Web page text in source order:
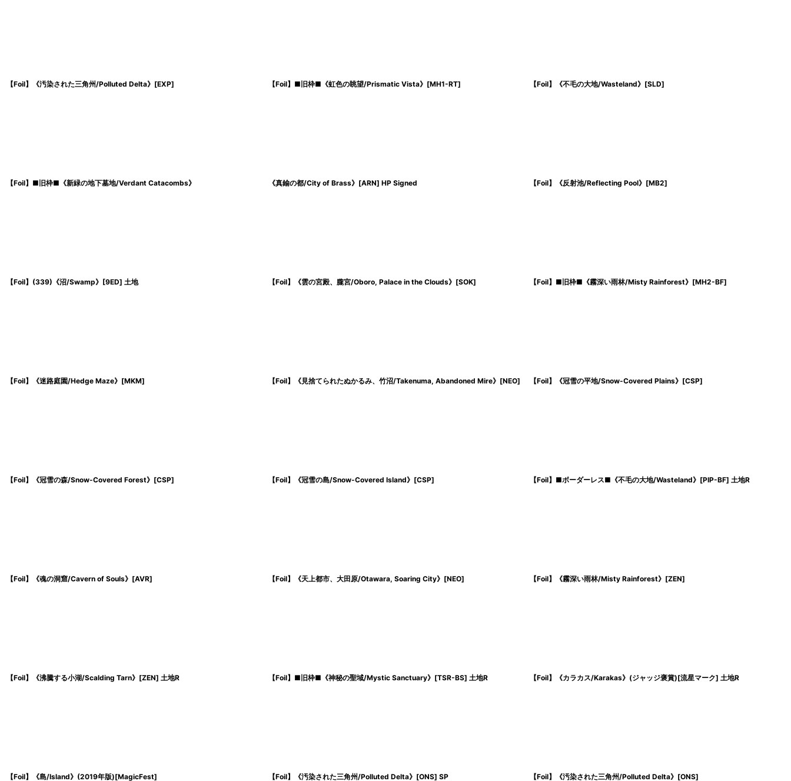
【Foil】《汚染された三角州/Polluted Delta》[EXP] 【Foil】■旧枠■《虹色の眺望/Prismatic Vista》[MH1-RT] 【Foil】《不毛の大地/Wasteland》[SLD]
【Foil】■旧枠■《新緑の地下墓地/Verdant Catacombs》 《真鍮の都/City of Brass》[ARN] HP Signed 【Foil】《反射池/Reflecting Pool》[MB2]
【Foil】(339)《沼/Swamp》[9ED] 土地 【Foil】《雲の宮殿、朧宮/Oboro, Palace in the Clouds》[SOK] 【Foil】■旧枠■《霧深い雨林/Misty Rainforest》[MH2-BF]
【Foil】《迷路庭園/Hedge Maze》[MKM] 【Foil】《見捨てられたぬかるみ、竹沼/Takenuma, Abandoned Mire》[NEO] 【Foil】《冠雪の平地/Snow-Covered Plains》[CSP]
【Foil】《冠雪の森/Snow-Covered Forest》[CSP] 【Foil】《冠雪の島/Snow-Covered Island》[CSP] 【Foil】■ボーダーレス■《不毛の大地/Wasteland》[PIP-BF] 土地R
【Foil】《魂の洞窟/Cavern of Souls》[AVR] 【Foil】《天上都市、大田原/Otawara, Soaring City》[NEO] 【Foil】《霧深い雨林/Misty Rainforest》[ZEN]
【Foil】《沸騰する小湖/Scalding Tarn》[ZEN] 土地R 【Foil】■旧枠■《神秘の聖域/Mystic Sanctuary》[TSR-BS] 土地R 【Foil】《カラカス/Karakas》(ジャッジ褒賞)[流星マーク] 土地R
【Foil】《島/Island》(2019年版)[MagicFest] 【Foil】《汚染された三角州/Polluted Delta》[ONS] SP 【Foil】《汚染された三角州/Polluted Delta》[ONS]